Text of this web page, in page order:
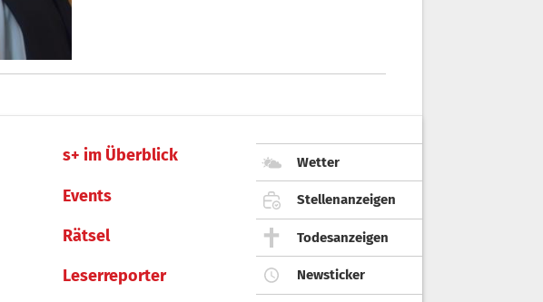
s+ im Überblick
Events
Rätsel
Leserreporter
Wetter
Stellenanzeigen
Todesanzeigen
Newsticker